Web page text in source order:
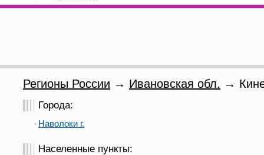
Регионы России → Ивановская обл. →
Города:
Наволоки г.
Населенные пункты: